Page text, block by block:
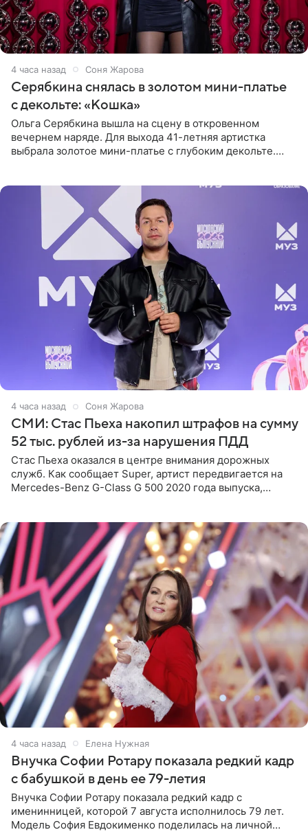
4 часа назад Соня Жарова
Серябкина снялась в золотом мини-платье
с декольте: «Кошка»
Ольга Серябкина вышла на сцену в откровенном
вечернем наряде. Для выхода 41-летняя артистка
выбрала золотое мини-платье с глубоким декольте.
4 часа назад Соня Жарова
СМИ: Стас Пьеха накопил штрафов на сумму
52 тыс. рублей из-за нарушения ПДД
Стас Пьеха оказался в центре внимания дорожных
служб. Как сообщает Super, артист передвигается на
Mercedes-Benz G-Class G 500 2020 года выпуска,
4 часа назад Елена Нужная
Внучка Софии Ротару показала редкий кадр
с бабушкой в день ее 79-летия
Внучка Софии Ротару показала редкий кадр с
именинницей, которой 7 августа исполнилось 79 лет.
Модель София Евдокименко поделилась на личной